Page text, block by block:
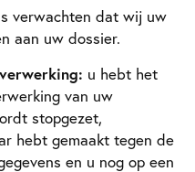
verwachten dat wij uw
aan uw dossier.
u hebt het
van uw
stopgezet,
hebt gemaakt tegen de
en u nog op een